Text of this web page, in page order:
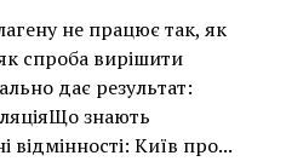
не працює так, як
спроба вирішити
дає результат:
знають
відмінності: Київ про...